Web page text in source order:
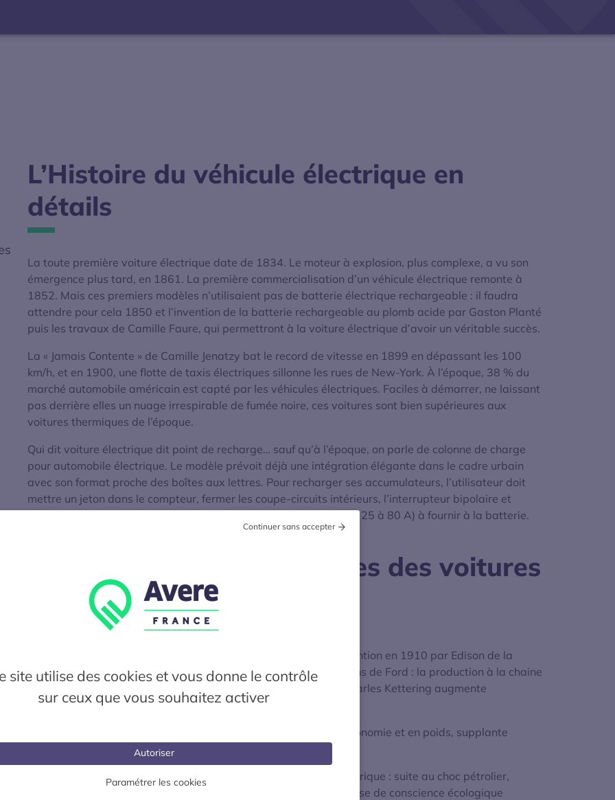
site utilise des cookies et vous donne le contrôle
sur ceux que vous souhaitez activer
Autoriser
Continuer sans accepter
Paramétrer les cookies
L’Histoire du véhicule électrique en
détails
La toute première voiture électrique date de 1834. Le moteur à explosion, plus complexe, a vu son
émergence plus tard, en 1861. La première commercialisation d’un véhicule électrique remonte à
1852. Mais ces premiers modèles n’utilisaient pas de batterie électrique rechargeable : il faudra
attendre pour cela 1850 et l’invention de la batterie rechargeable au plomb acide par Gaston Planté
puis les travaux de Camille Faure, qui permettront à la voiture électrique d’avoir un véritable succès.
La « Jamais Contente » de Camille Jenatzy bat le record de vitesse en 1899 en dépassant les 100
km/h, et en 1900, une flotte de taxis électriques sillonne les rues de New-York. À l’époque, 38 % du
marché automobile américain est capté par les véhicules électriques. Faciles à démarrer, ne laissant
pas derrière elles un nuage irrespirable de fumée noire, ces voitures sont bien supérieures aux
voitures thermiques de l’époque.
Qui dit voiture électrique dit point de recharge… sauf qu’à l’époque, on parle de colonne de charge
pour automobile électrique. Le modèle prévoit déjà une intégration élégante dans le cadre urbain
avec son format proche des boîtes aux lettres. Pour recharger ses accumulateurs, l’utilisateur doit
mettre un jeton dans le compteur, fermer les coupe-circuits intérieurs, l’interrupteur bipolaire et
choisir avec le commutateur du rhéostat l’intensité de charge (de 25 à 80 A) à fournir à la batterie.
Évolution des performances des voitures
électriques
L’apparition en 1908 de la Ford T change la donne. Malgré l’invention en 1910 par Edison de la
batterie Fer-Nickel, la voiture électrique cède face aux innovations de Ford : la production à la chaine
abaisse les coûts de production et le démarreur électrique de Charles Kettering augmente
considérablement le confort de véhicules thermiques.
Dans les années 1920, le thermique bon marché, meilleur en autonomie et en poids, supplante
C’est en 1973 que l’on s’intéresse à nouveau à la propulsion électrique : suite au choc pétrolier,
l’importance d’une alternative au pétrole accompagnée d’une prise de conscience écologique